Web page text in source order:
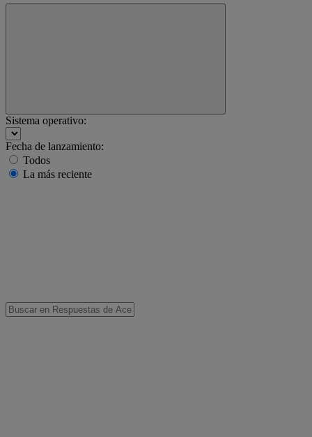
Sistema operativo:
Fecha de lanzamiento:
Todos
La más reciente